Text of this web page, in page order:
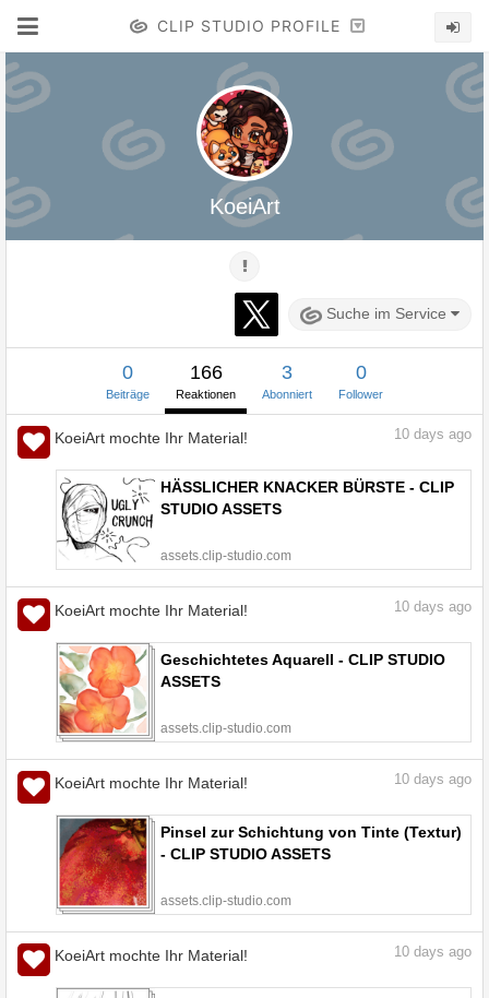
CLIP STUDIO PROFILE
KoeiArt
Suche im Service
0
Beiträge
166
Reaktionen
3
Abonniert
0
Follower
KoeiArt mochte Ihr Material! 10 days ago
HÄSSLICHER KNACKER BÜRSTE - CLIP
STUDIO ASSETS
assets.clip-studio.com
KoeiArt mochte Ihr Material! 10 days ago
Geschichtetes Aquarell - CLIP STUDIO
ASSETS
assets.clip-studio.com
KoeiArt mochte Ihr Material! 10 days ago
Pinsel zur Schichtung von Tinte (Textur)
- CLIP STUDIO ASSETS
assets.clip-studio.com
KoeiArt mochte Ihr Material! 10 days ago